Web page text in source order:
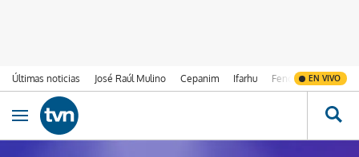
Últimas noticias José Raúl Mulino Cepanim Ifarhu Fenómeno de El
EN VIVO
Ir al contenido
Obrir navegació